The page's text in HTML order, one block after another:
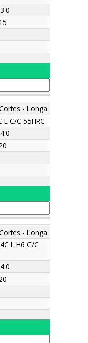
3.0
- Longa
L C/C 55HRC
4.0
- Longa
L H6 C/C
4.0